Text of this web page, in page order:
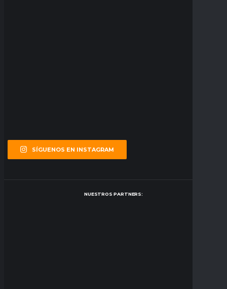
SÍGUENOS EN INSTAGRAM
NUESTROS PARTNERS: